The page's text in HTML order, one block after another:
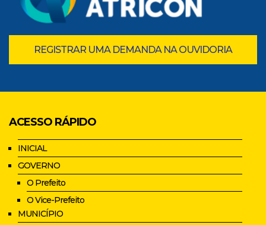
REGISTRAR UMA DEMANDA NA OUVIDORIA
ACESSO RÁPIDO
INICIAL
GOVERNO
O Prefeito
O Vice-Prefeito
MUNICÍPIO